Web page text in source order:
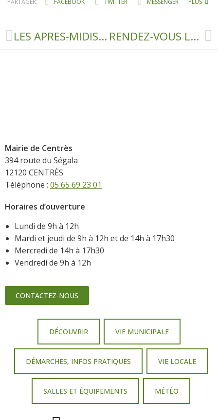
PARTAGER: FACEBOOK TWITTER MESSENGER PLUS
LES APRES-MIDIS RECREATIFS DE L’ADMR DE NAUCELLE À CENTRÈS RENDEZ-VOUS LE SAMEDI 18 MARS A 20H A LA SALLE DES FÊTES DE TAYAC POUR » LA SOIRÉE DES GARÇONS «
Mairie de Centrès
394 route du Ségala
12120 CENTRÈS
Téléphone : 05 65 69 23 01
Horaires d’ouverture
Lundi de 9h à 12h
Mardi et jeudi de 9h à 12h et de 14h à 17h30
Mercredi de 14h à 17h30
Vendredi de 9h à 12h
CONTACTEZ-NOUS
DÉCOUVRIR VIE MUNICIPALE
DÉMARCHES, INFOS PRATIQUES VIE LOCALE
SALLES ET ÉQUIPEMENTS MÉTÉO